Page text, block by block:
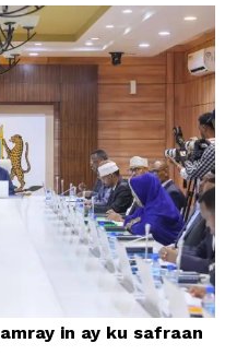
in ay ku safraan